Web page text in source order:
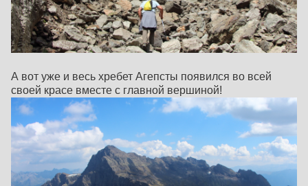
А вот уже и весь хребет Агепсты появился во всей
своей красе вместе с главной вершиной!